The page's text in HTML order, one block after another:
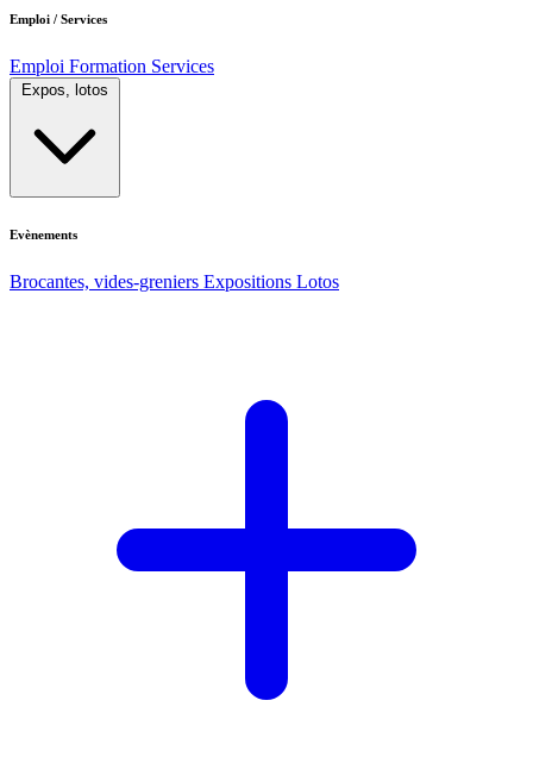
Emploi / Services
Emploi Formation Services
Expos, lotos
Evènements
Brocantes, vides-greniers Expositions Lotos